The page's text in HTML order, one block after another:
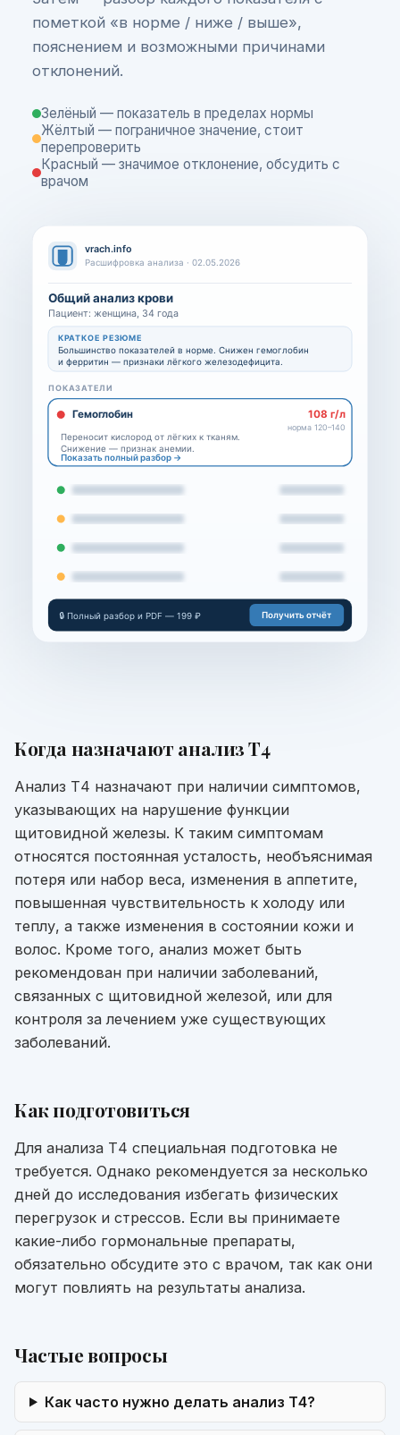
пометкой «в норме / ниже / выше»,
пояснением и возможными причинами
отклонений.
Зелёный — показатель в пределах нормы
Жёлтый — пограничное значение, стоит
перепроверить
Красный — значимое отклонение, обсудить с
врачом
vrach.info
Расшифровка анализа · 02.05.2026
Общий анализ крови
Пациент: женщина, 34 года
КРАТКОЕ РЕЗЮМЕ
Большинство показателей в норме. Снижен гемоглобин
и ферритин — признаки лёгкого железодефицита.
ПОКАЗАТЕЛИ
Гемоглобин 108 г/л
норма 120–140
Переносит кислород от лёгких к тканям.
Снижение — признак анемии.
Показать полный разбор →
🔒 Полный разбор и PDF — 199 ₽ Получить отчёт
Когда назначают анализ Т4
Анализ Т4 назначают при наличии симптомов,
указывающих на нарушение функции
щитовидной железы. К таким симптомам
относятся постоянная усталость, необъяснимая
потеря или набор веса, изменения в аппетите,
повышенная чувствительность к холоду или
теплу, а также изменения в состоянии кожи и
волос. Кроме того, анализ может быть
рекомендован при наличии заболеваний,
связанных с щитовидной железой, или для
контроля за лечением уже существующих
заболеваний.
Как подготовиться
Для анализа Т4 специальная подготовка не
требуется. Однако рекомендуется за несколько
дней до исследования избегать физических
перегрузок и стрессов. Если вы принимаете
какие-либо гормональные препараты,
обязательно обсудите это с врачом, так как они
могут повлиять на результаты анализа.
Частые вопросы
Как часто нужно делать анализ Т4?